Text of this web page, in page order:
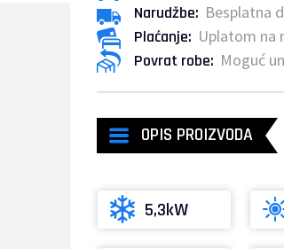
Narudžbe: Besplatna
Plaćanje: Uplatom na
Povrat robe: Moguć
OPIS PROIZVODA
5,3kW